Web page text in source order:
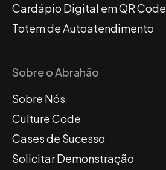
Cardápio Digital em QR Code
Totem de Autoatendimento
Sobre o Abrahão
Sobre Nós
Culture Code
Cases de Sucesso
Solicitar Demonstração